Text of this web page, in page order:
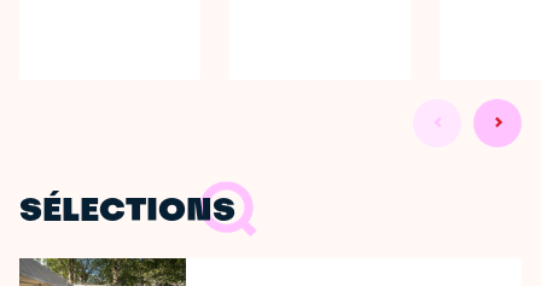
SÉLECTIONS